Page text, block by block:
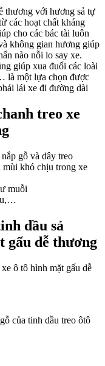
thương với hương sả tự
các hoạt chất kháng
cho các bác tài luôn
không gian hương giúp
nào nỗi lo say xe.
giúp xua đuổi các loài
là một lựa chọn được
lái xe đi đường dài
treo xe
gỗ và dây treo
khó chịu trong xe
muỗi
dầu sả
gấu dễ thương
ô tô hình mặt gấu dễ
của tinh dầu treo ôtô